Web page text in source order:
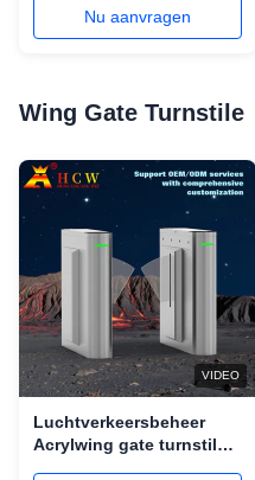
Temperatuurmeting van
de Gezichtserkenning
Nu aanvragen
Wing Gate Turnstile
VIDEO
Luchtverkeersbeheer
Acrylwing gate turnstile